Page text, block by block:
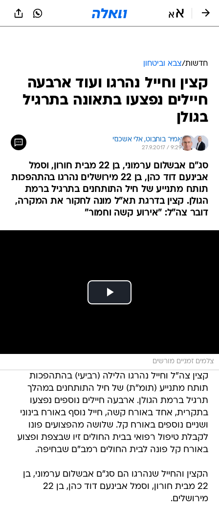
חדשות/צבא וביטחון
קצין וחייל נהרגו ועוד ארבעה
חיילים נפצעו בתאונה בתרגיל
בגולן
אמיר בוחבוט, אלי אשכנזי
27.9.2017 / 9:29
סג"ם אבשלום ערמוני, בן 22 מבית חורון, וסמל
אבינעם דוד כהן, בן 22 מירושלים נהרגו בהתהפכות
תותח מתנייע של חיל התותחנים בתרגיל ברמת
הגולן. קצין בדרגת תא"ל מונה לחקור את המקרה,
דובר צה"ל: "אירוע קשה וחמור"
צלמים זמניים מורשים
קצין צה"ל וחייל נהרגו הלילה (רביעי) בהתהפכות
תותח מתנייע (תומ"ת) של חיל התותחנים במהלך
תרגיל ברמת הגולן. ארבעה חיילים נוספים נפצעו
בתקרית, אחד באורח קשה, חייל נוסף באורח בינוני
ושניים נוספים באורח קל. שלושה מהפצועים פונו
לקבלת טיפול רפואי בבית החולים זיו שבצפת ופצוע
באורח קל פונה לבית החולים רמב"ם שבחיפה.
הקצין והחייל שנהרגו הם סג"ם אבשלום ערמוני, בן
22 מבית חורון, וסמל אבינעם דוד כהן, בן 22
מירושלים.